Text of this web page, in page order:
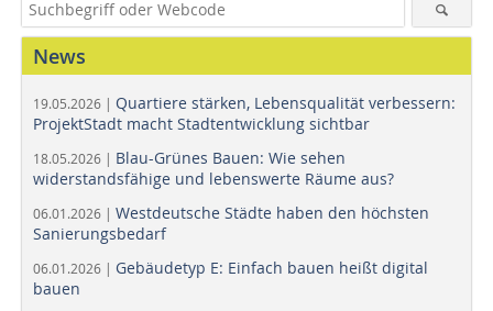
News
19.05.2026 | Quartiere stärken, Lebensqualität verbessern:
ProjektStadt macht Stadtentwicklung sichtbar
18.05.2026 | Blau-Grünes Bauen: Wie sehen
widerstandsfähige und lebenswerte Räume aus?
06.01.2026 | Westdeutsche Städte haben den höchsten
Sanierungsbedarf
06.01.2026 | Gebäudetyp E: Einfach bauen heißt digital
bauen